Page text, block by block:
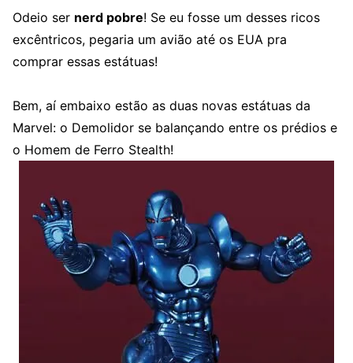
Odeio ser nerd pobre! Se eu fosse um desses ricos
excêntricos, pegaria um avião até os EUA pra
comprar essas estátuas!
Bem, aí embaixo estão as duas novas estátuas da
Marvel: o Demolidor se balançando entre os prédios e
o Homem de Ferro Stealth!